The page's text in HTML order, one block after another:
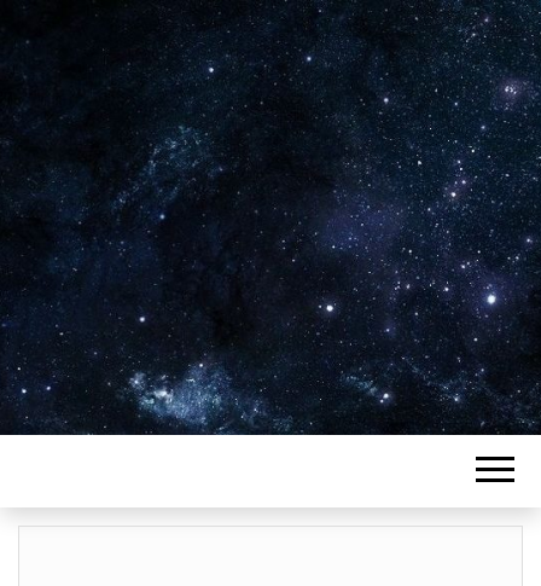
Plus de 2800 critiques de films